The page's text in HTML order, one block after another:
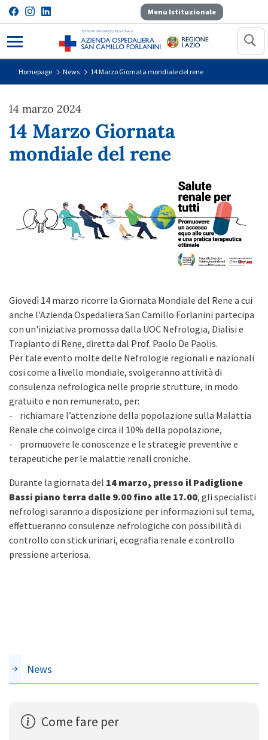
Menu Istituzionale
14 Marzo Giornata mondiale del
Homepage News 14 Marzo Giornata mondiale del rene
14 marzo 2024
14 Marzo Giornata
mondiale del rene
Giovedì 14 marzo ricorre la Giornata Mondiale del Rene a cui
anche l'Azienda Ospedaliera San Camillo Forlanini partecipa
con un'iniziativa promossa dalla UOC Nefrologia, Dialisi e
Trapianto di Rene, diretta dal Prof. Paolo De Paolis.
Per tale evento molte delle Nefrologie regionali e nazionali
cosi come a livello mondiale, svolgeranno attività di
consulenza nefrologica nelle proprie strutture, in modo
gratuito e non remunerato, per:
- richiamare l’attenzione della popolazione sulla Malattia
Renale che coinvolge circa il 10% della popolazione,
- promuovere le conoscenze e le strategie preventive e
terapeutiche per le malattie renali croniche.
Durante la giornata del 14 marzo, presso il Padiglione
Bassi piano terra dalle 9.00 fino alle 17.00, gli specialisti
nefrologi saranno a disposizione per informazioni sul tema,
effettueranno consulenze nefrologiche con possibilità di
controllo con stick urinari, ecografia renale e controllo
pressione arteriosa.
News
Come fare per